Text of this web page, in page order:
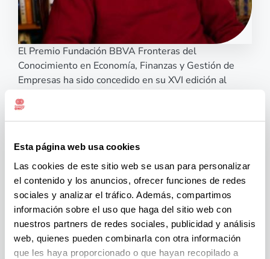
Esta página web usa cookies
Las cookies de este sitio web se usan para personalizar
el contenido y los anuncios, ofrecer funciones de redes
sociales y analizar el tráfico. Además, compartimos
información sobre el uso que haga del sitio web con
nuestros partners de redes sociales, publicidad y análisis
web, quienes pueden combinarla con otra información
que les haya proporcionado o que hayan recopilado a
El Premio Fundación BBVA Fronteras del
Conocimiento en Economía, Finanzas y Gestión de
Empresas ha sido concedido en su XVI edición al
Cambridge, por definir el campo de la economía
medioambiental al incorporar y cuantificar el valor
Según subrayó el acta del jurado del premio, que se
dio a conocer este miércoles, el estudioso ha sentado
las bases de la economía medioambiental, al realizar
trabajos pioneros “en la interacción entre la vida
económica y el entorno natural, incluida la
biodiversidad”.
Sus investigaciones, que comenzaron en la década de
los setenta del siglo XX, construyeron “una base para